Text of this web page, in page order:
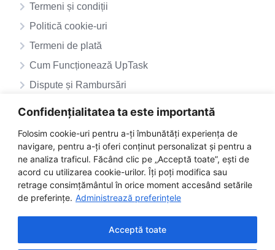
Confidențialitatea ta este importantă
Folosim cookie-uri pentru a-ți îmbunătăți experiența de
navigare, pentru a-ți oferi conținut personalizat și pentru a
ne analiza traficul. Făcând clic pe „Acceptă toate”, ești de
acord cu utilizarea cookie-urilor. Îți poți modifica sau
retrage consimțământul în orice moment accesând setările
de preferințe. Administrează preferințele
Acceptă toate
Termeni și condiții
Politică cookie-uri
Termeni de plată
Cum Funcționează UpTask
Dispute și Rambursări